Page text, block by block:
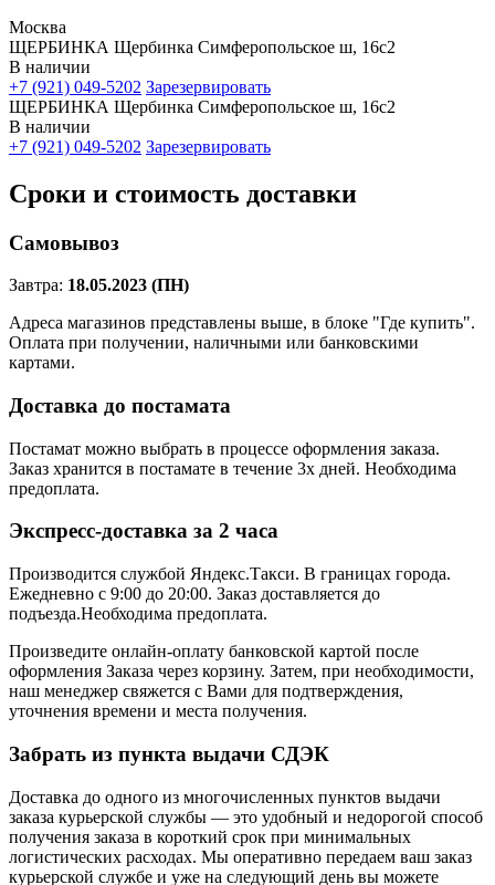
Москва
ЩЕРБИНКА Щербинка Симферопольское ш, 16с2
В наличии
+7 (921) 049-5202 Зарезервировать
ЩЕРБИНКА Щербинка Симферопольское ш, 16с2
В наличии
+7 (921) 049-5202 Зарезервировать
Сроки и стоимость доставки
Самовывоз
Завтра: 18.05.2023 (ПН)
Адреса магазинов представлены выше, в блоке "Где купить".
Оплата при получении, наличными или банковскими
картами.
Доставка до постамата
Постамат можно выбрать в процессе оформления заказа.
Заказ хранится в постамате в течение 3х дней. Необходима
предоплата.
Экспресс-доставка за 2 часa
Производится службой Яндекс.Такси. В границах города.
Ежедневно с 9:00 до 20:00. Заказ доставляется до
подъезда.Необходима предоплата.
Произведите онлайн-оплату банковской картой после
оформления Заказа через корзину. Затем, при необходимости,
наш менеджер свяжется с Вами для подтверждения,
уточнения времени и места получения.
Забрать из пункта выдачи СДЭК
Доставка до одного из многочисленных пунктов выдачи
заказа курьерской службы — это удобный и недорогой способ
получения заказа в короткий срок при минимальных
логистических расходах. Мы оперативно передаем ваш заказ
курьерской службе и уже на следующий день вы можете